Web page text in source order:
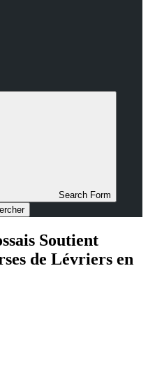
Search Form
Soutient
de Lévriers en